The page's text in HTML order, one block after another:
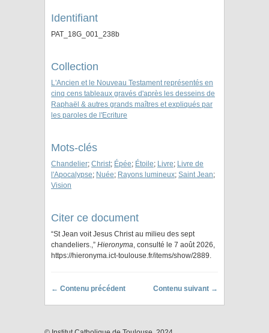
Identifiant
PAT_18G_001_238b
Collection
L'Ancien et le Nouveau Testament représentés en
cinq cens tableaux gravés d'après les desseins de
Raphaël & autres grands maîtres et expliqués par
les paroles de l'Ecriture
Mots-clés
Chandelier; Christ; Épée; Étoile; Livre; Livre de
l'Apocalypse; Nuée; Rayons lumineux; Saint Jean;
Vision
Citer ce document
“St Jean voit Jesus Christ au milieu des sept
chandeliers.,” Hieronyma, consulté le 7 août 2026,
https://hieronyma.ict-toulouse.fr/items/show/2889.
← Contenu précédent Contenu suivant →